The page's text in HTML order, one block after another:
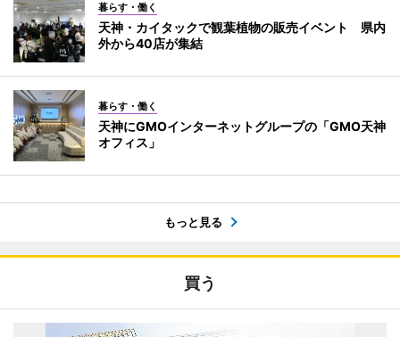
暮らす・働く
天神・カイタックで観葉植物の販売イベント 県内
外から40店が集結
暮らす・働く
天神にGMOインターネットグループの「GMO天神
オフィス」
もっと見る
買う